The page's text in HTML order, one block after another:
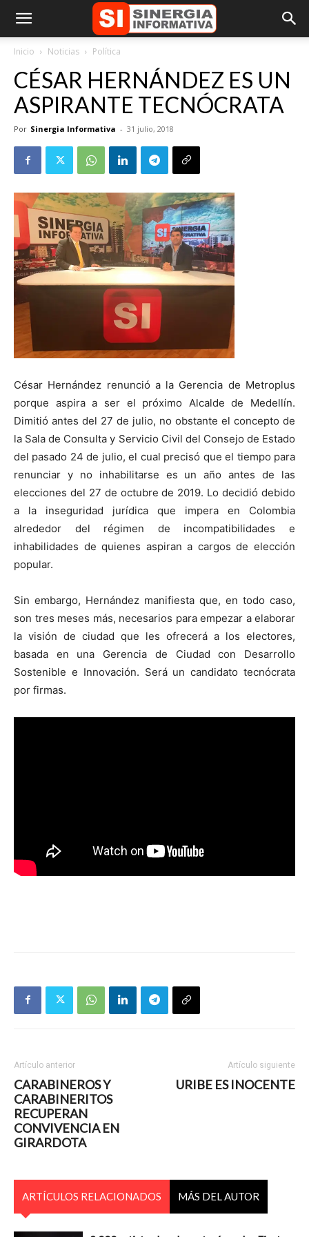
Inicio Noticias Política
CÉSAR HERNÁNDEZ ES UN
ASPIRANTE TECNÓCRATA
Por Sinergia Informativa - 31 julio, 2018
César Hernández renunció a la Gerencia de Metroplus
porque aspira a ser el próximo Alcalde de Medellín.
Dimitió antes del 27 de julio, no obstante el concepto de
la Sala de Consulta y Servicio Civil del Consejo de Estado
del pasado 24 de julio, el cual precisó que el tiempo para
renunciar y no inhabilitarse es un año antes de las
elecciones del 27 de octubre de 2019. Lo decidió debido
a la inseguridad jurídica que impera en Colombia
alrededor del régimen de incompatibilidades e
inhabilidades de quienes aspiran a cargos de elección
popular.
Sin embargo, Hernández manifiesta que, en todo caso,
son tres meses más, necesarios para empezar a elaborar
la visión de ciudad que les ofrecerá a los electores,
basada en una Gerencia de Ciudad con Desarrollo
Sostenible e Innovación. Será un candidato tecnócrata
por firmas.
Artículo anterior
CARABINEROS Y
CARABINERITOS
RECUPERAN
CONVIVENCIA EN
GIRARDOTA
Artículo siguiente
URIBE ES INOCENTE
ARTÍCULOS RELACIONADOS MÁS DEL AUTOR